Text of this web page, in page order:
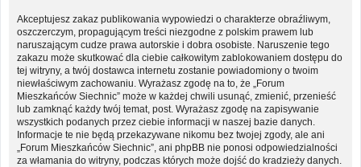
Akceptujesz zakaz publikowania wypowiedzi o charakterze obraźliwym,
oszczerczym, propagującym treści niezgodne z polskim prawem lub
naruszającym cudze prawa autorskie i dobra osobiste. Naruszenie tego
zakazu może skutkować dla ciebie całkowitym zablokowaniem dostępu do
tej witryny, a twój dostawca internetu zostanie powiadomiony o twoim
niewłaściwym zachowaniu. Wyrażasz zgodę na to, że „Forum
Mieszkańców Siechnic” może w każdej chwili usunąć, zmienić, przenieść
lub zamknąć każdy twój temat, post. Wyrażasz zgodę na zapisywanie
wszystkich podanych przez ciebie informacji w naszej bazie danych.
Informacje te nie będą przekazywane nikomu bez twojej zgody, ale ani
„Forum Mieszkańców Siechnic”, ani phpBB nie ponosi odpowiedzialności
za włamania do witryny, podczas których może dojść do kradzieży danych.